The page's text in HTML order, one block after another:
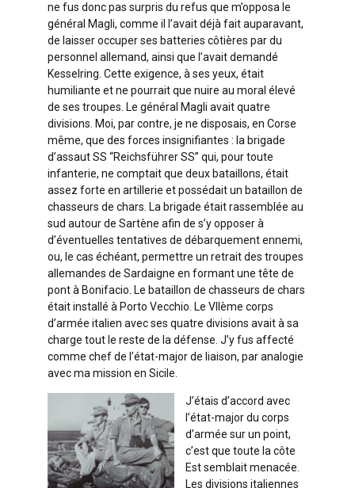
ne fus donc pas surpris du refus que m’opposa le
général Magli, comme il l’avait déjà fait auparavant,
de laisser occuper ses batteries côtières par du
personnel allemand, ainsi que l’avait demandé
Kesselring. Cette exigence, à ses yeux, était
humiliante et ne pourrait que nuire au moral élevé
de ses troupes. Le général Magli avait quatre
divisions. Moi, par contre, je ne disposais, en Corse
même, que des forces insignifiantes : la brigade
d’assaut SS “Reichsführer SS” qui, pour toute
infanterie, ne comptait que deux bataillons, était
assez forte en artillerie et possédait un bataillon de
chasseurs de chars. La brigade était rassemblée au
sud autour de Sartène afin de s’y opposer à
d’éventuelles tentatives de débarquement ennemi,
ou, le cas échéant, permettre un retrait des troupes
allemandes de Sardaigne en formant une tête de
pont à Bonifacio. Le bataillon de chasseurs de chars
était installé à Porto Vecchio. Le VIlème corps
d’armée italien avec ses quatre divisions avait à sa
charge tout le reste de la défense. J’y fus affecté
comme chef de l’état-major de liaison, par analogie
avec ma mission en Sicile.
J’étais d’accord avec
l’état-major du corps
d’armée sur un point,
c’est que toute la côte
Est semblait menacée.
Les divisions italiennes